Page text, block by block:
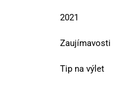
2021
Zaujímavosti
Tip na výlet